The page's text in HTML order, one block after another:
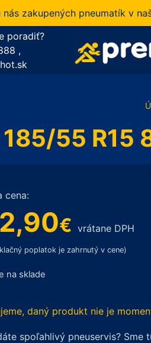
pneumatík v našom
poradiť?
,
55 R15
cena:
€ vrátane DPH
poplatok je zahrnutý v cene)
na sklade
daný produkt nie je
spoľahlivý pneuservis? Sme